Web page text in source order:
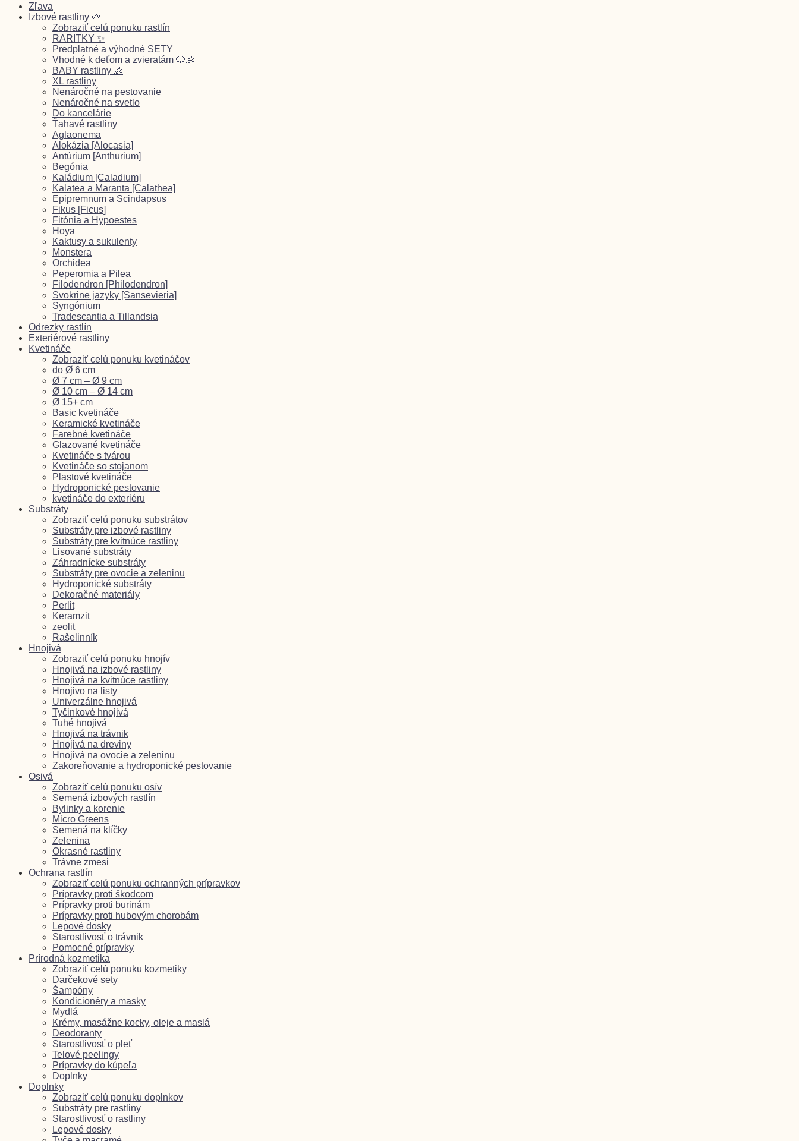
Zľava
Izbové rastliny 🌱
Zobraziť celú ponuku rastlín
RARITKY ✨
Predplatné a výhodné SETY
Vhodné k deťom a zvieratám 🐶👶
BABY rastliny 👶
XL rastliny
Nenáročné na pestovanie
Nenáročné na svetlo
Do kancelárie
Ťahavé rastliny
Aglaonema
Alokázia [Alocasia]
Antúrium [Anthurium]
Begónia
Kaládium [Caladium]
Kalatea a Maranta [Calathea]
Epipremnum a Scindapsus
Fikus [Ficus]
Fitónia a Hypoestes
Hoya
Kaktusy a sukulenty
Monstera
Orchidea
Peperomia a Pilea
Filodendron [Philodendron]
Svokrine jazyky [Sansevieria]
Syngónium
Tradescantia a Tillandsia
Odrezky rastlín
Exteriérové rastliny
Kvetináče
Zobraziť celú ponuku kvetináčov
do Ø 6 cm
Ø 7 cm – Ø 9 cm
Ø 10 cm – Ø 14 cm
Ø 15+ cm
Basic kvetináče
Keramické kvetináče
Farebné kvetináče
Glazované kvetináče
Kvetináče s tvárou
Kvetináče so stojanom
Plastové kvetináče
Hydroponické pestovanie
kvetináče do exteriéru
Substráty
Zobraziť celú ponuku substrátov
Substráty pre izbové rastliny
Substráty pre kvitnúce rastliny
Lisované substráty
Záhradnícke substráty
Substráty pre ovocie a zeleninu
Hydroponické substráty
Dekoračné materiály
Perlit
Keramzit
zeolit
Rašelinník
Hnojivá
Zobraziť celú ponuku hnojív
Hnojivá na izbové rastliny
Hnojivá na kvitnúce rastliny
Hnojivo na listy
Univerzálne hnojivá
Tyčinkové hnojivá
Tuhé hnojivá
Hnojivá na trávnik
Hnojivá na dreviny
Hnojivá na ovocie a zeleninu
Zakoreňovanie a hydroponické pestovanie
Osivá
Zobraziť celú ponuku osív
Semená izbových rastlín
Bylinky a korenie
Micro Greens
Semená na klíčky
Zelenina
Okrasné rastliny
Trávne zmesi
Ochrana rastlín
Zobraziť celú ponuku ochranných prípravkov
Prípravky proti škodcom
Prípravky proti burinám
Prípravky proti hubovým chorobám
Lepové dosky
Starostlivosť o trávnik
Pomocné prípravky
Prírodná kozmetika
Zobraziť celú ponuku kozmetiky
Darčekové sety
Šampóny
Kondicionéry a masky
Mydlá
Krémy, masážne kocky, oleje a maslá
Deodoranty
Starostlivosť o pleť
Telové peelingy
Prípravky do kúpeľa
Doplnky
Doplnky
Zobraziť celú ponuku doplnkov
Substráty pre rastliny
Starostlivosť o rastliny
Lepové dosky